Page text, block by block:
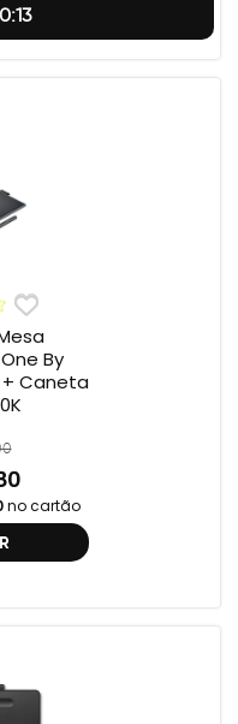
By
+ Caneta
no cartão